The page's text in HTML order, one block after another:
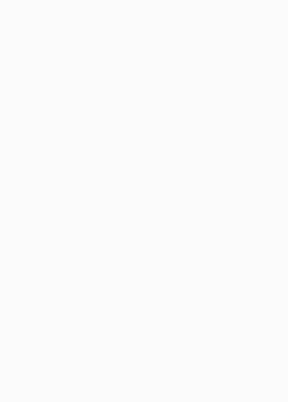
সুফল নগরীর প্রতিটি ওয়ার্ডে
পৌঁছে দিতে কাজ করছে :